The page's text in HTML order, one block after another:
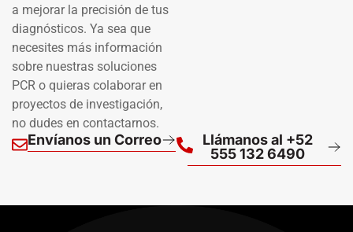
a mejorar la precisión de tus
diagnósticos. Ya sea que
necesites más información
sobre nuestras soluciones
PCR o quieras colaborar en
proyectos de investigación,
no dudes en contactarnos.
Envíanos un Correo
Llámanos al +52
555 132 6490